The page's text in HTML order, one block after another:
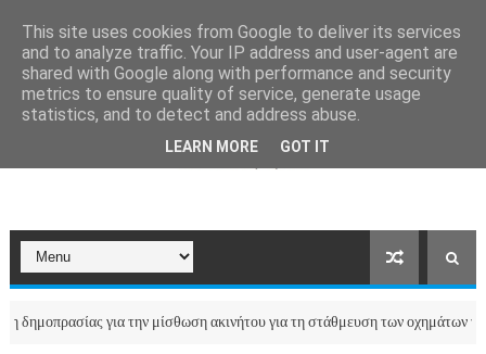
για την μίσθωση ακινήτου για τη στάθμευση των οχημάτων του Δήμου
This site uses cookies from Google to deliver its services
and to analyze traffic. Your IP address and user-agent are
shared with Google along with performance and security
metrics to ensure quality of service, generate usage
statistics, and to detect and address abuse.
LEARN MORE GOT IT